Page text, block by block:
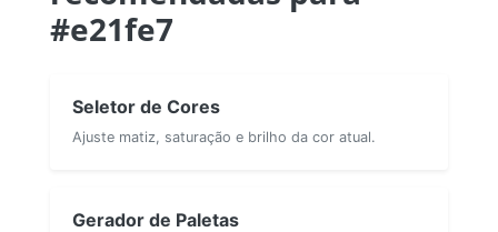
#e21fe7
Seletor de Cores
Ajuste matiz, saturação e brilho da cor atual.
Gerador de Paletas